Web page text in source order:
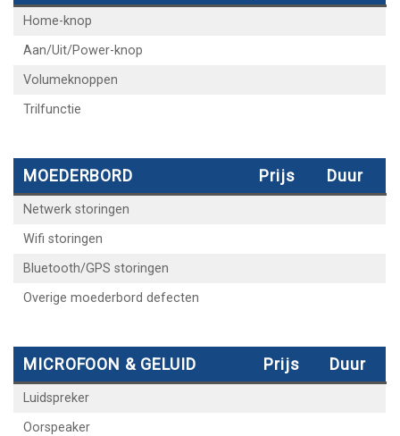
Home-knop
Aan/Uit/Power-knop
Volumeknoppen
Trilfunctie
MOEDERBORD Prijs Duur
Netwerk storingen
Wifi storingen
Bluetooth/GPS storingen
Overige moederbord defecten
MICROFOON & GELUID Prijs Duur
Luidspreker
Oorspeaker